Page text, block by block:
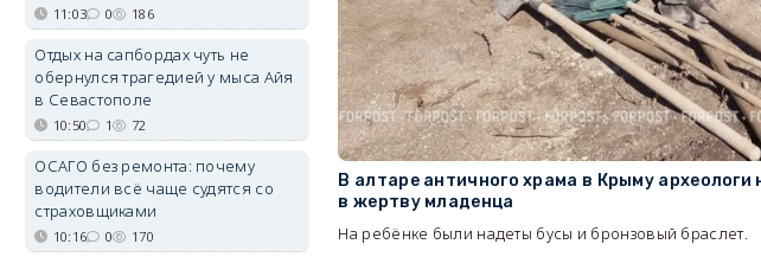
В алтаре античного храма в Крыму археологи
в жертву младенца
На ребёнке были надеты бусы и бронзовый браслет.
11:03 0 186
Отдых на сапбордах чуть не
обернулся трагедией у мыса Айя
в Севастополе
10:50 1 72
ОСАГО без ремонта: почему
водители всё чаще судятся со
страховщиками
10:16 0 170